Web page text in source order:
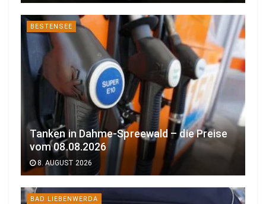
BESTENSEE
Tanken in Dahme-Spreewald – die Preise
vom 08.08.2026
8. AUGUST 2026
BAD LIEBENWERDA